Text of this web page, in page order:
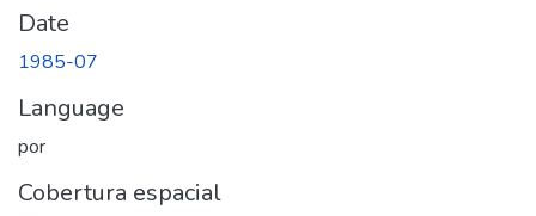
Date
1985-07
Language
por
Cobertura espacial